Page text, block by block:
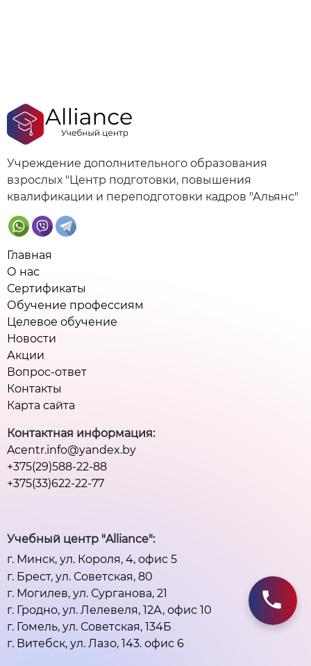
Учреждение дополнительного образования
взрослых "Центр подготовки, повышения
квалификации и переподготовки кадров "Альянс"
Главная
О нас
Сертификаты
Обучение профессиям
Целевое обучение
Новости
Акции
Вопрос-ответ
Контакты
Карта сайта
Контактная информация:
Acentr.info@yandex.by
+375(29)588-22-88
+375(33)622-22-77
Учебный центр "Alliance":
г. Минск, ул. Короля, 4, офис 5
г. Брест, ул. Советская, 80
г. Могилев, ул. Сурганова, 21
г. Гродно, ул. Лелевеля, 12А, офис 10
г. Гомель, ул. Советская, 134Б
г. Витебск, ул. Лазо, 143. офис 6